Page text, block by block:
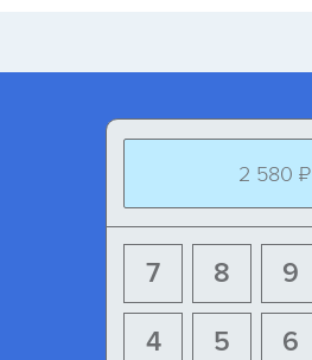
2 580 ₽
9
8
7
6
5
4